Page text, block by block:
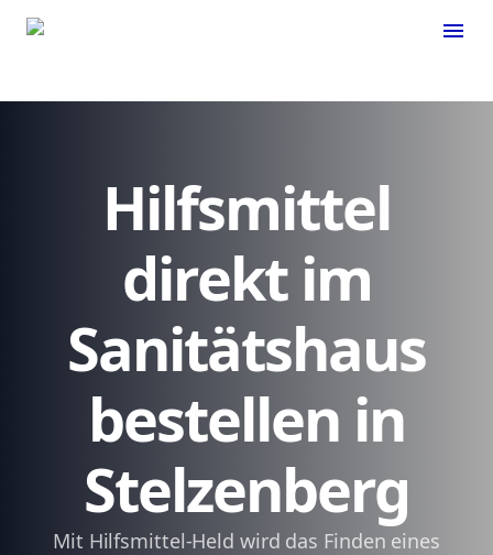
menu
Hilfsmittel
direkt im
Sanitätshaus
bestellen in
Stelzenberg
Mit Hilfsmittel-Held wird das Finden eines